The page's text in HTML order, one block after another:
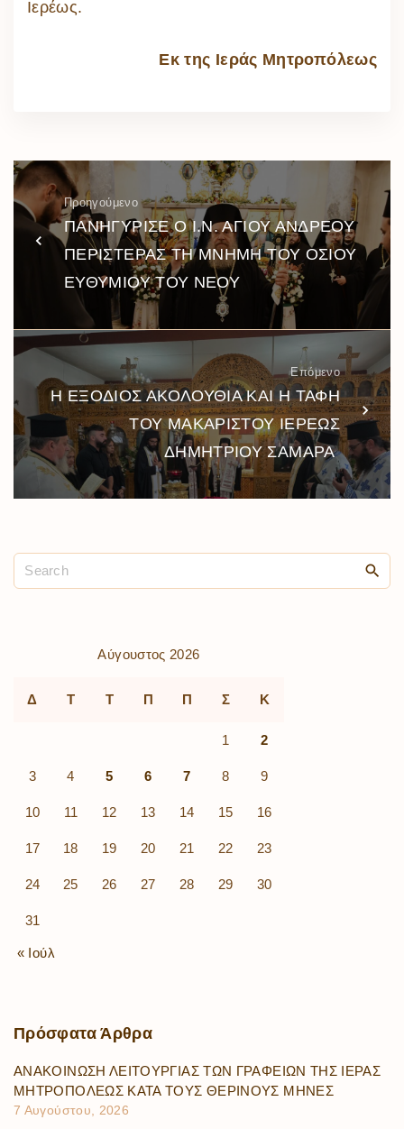
Ιερέως.
Εκ της Ιεράς Μητροπόλεως
Προηγούμενο
ΠΑΝΗΓΥΡΙΣΕ Ο Ι.Ν. ΑΓΙΟΥ ΑΝΔΡΕΟΥ
ΠΕΡΙΣΤΕΡΑΣ ΤΗ ΜΝΗΜΗ ΤΟΥ ΟΣΙΟΥ
ΕΥΘΥΜΙΟΥ ΤΟΥ ΝΕΟΥ
Επόμενο
Η ΕΞΟΔΙΟΣ ΑΚΟΛΟΥΘΙΑ ΚΑΙ Η ΤΑΦΗ
ΤΟΥ ΜΑΚΑΡΙΣΤΟΥ ΙΕΡΕΩΣ
ΔΗΜΗΤΡΙΟΥ ΣΑΜΑΡΑ
Αύγουστος 2026
Δ Τ Τ Π Π Σ Κ
1 2
3 4 5 6 7 8 9
10 11 12 13 14 15 16
17 18 19 20 21 22 23
24 25 26 27 28 29 30
31
« Ιούλ
Πρόσφατα Άρθρα
ΑΝΑΚΟΙΝΩΣΗ ΛΕΙΤΟΥΡΓΙΑΣ ΤΩΝ ΓΡΑΦΕΙΩΝ ΤΗΣ ΙΕΡΑΣ
ΜΗΤΡΟΠΟΛΕΩΣ ΚΑΤΑ ΤΟΥΣ ΘΕΡΙΝΟΥΣ ΜΗΝΕΣ
7 Αυγούστου, 2026